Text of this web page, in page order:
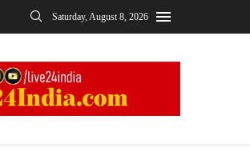
Saturday, August 8, 2026